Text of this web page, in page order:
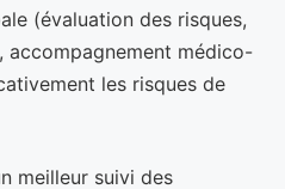
(évaluation des risques,
accompagnement médico-
les risques de
meilleur suivi des